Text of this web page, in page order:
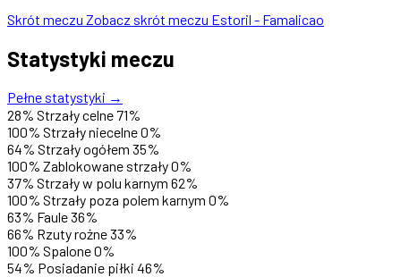
Skrót meczu Zobacz skrót meczu Estoril - Famalicao
Statystyki meczu
Pełne statystyki →
28% Strzały celne 71%
100% Strzały niecelne0%
64% Strzały ogółem 35%
100% Zablokowane strzały0%
37% Strzały w polu karnym 62%
100% Strzały poza polem karnym 0%
63% Faule36%
66% Rzuty rożne33%
100% Spalone0%
54% Posiadanie piłki 46%